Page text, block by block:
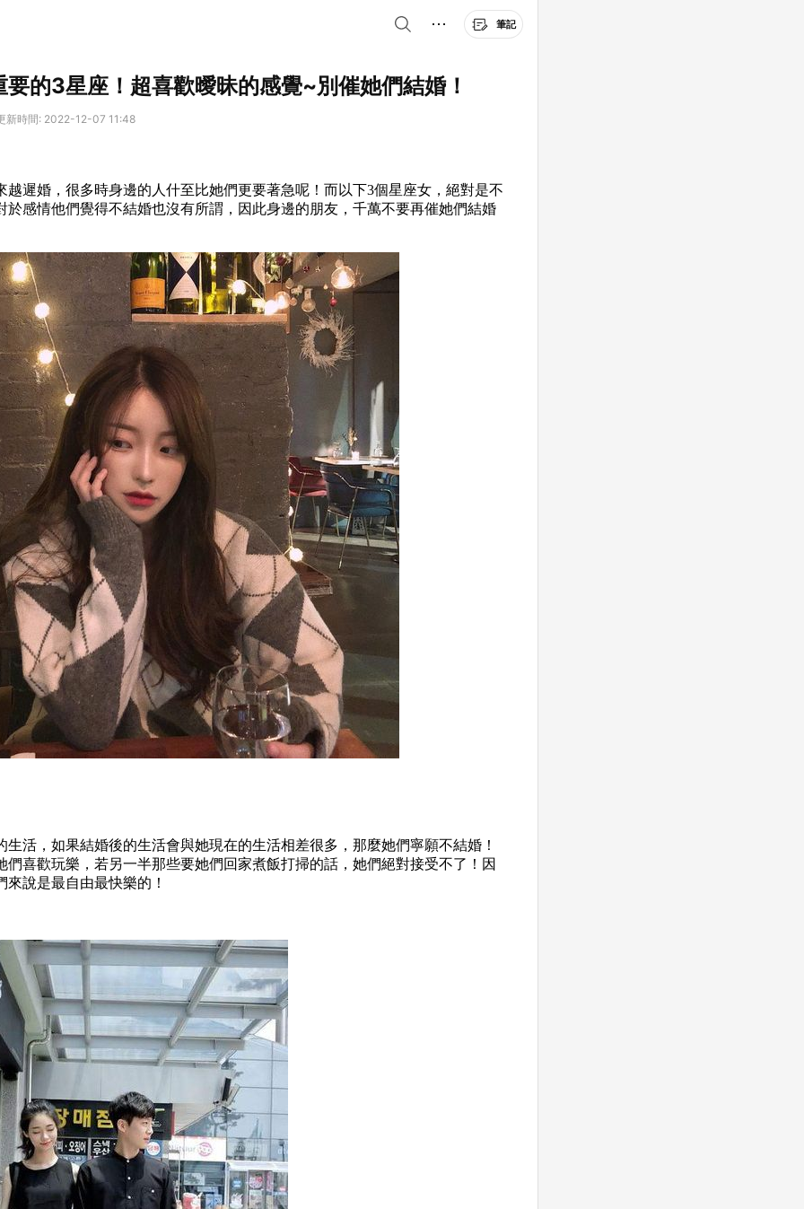
筆記
的3星座！超喜歡曖昧的感覺~別催她們結婚！
新時間: 2022-12-07 11:48
越遲婚，很多時身邊的人什至比她們更要著急呢！而以下3個星座女，絕對是不
於感情他們覺得不結婚也沒有所謂，因此身邊的朋友，千萬不要再催她們結婚
生活，如果結婚後的生活會與她現在的生活相差很多，那麼她們寧願不結婚！
們喜歡玩樂，若另一半那些要她們回家煮飯打掃的話，她們絕對接受不了！因
來說是最自由最快樂的！